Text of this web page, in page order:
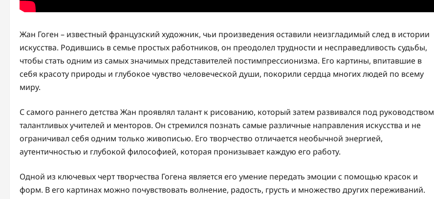
Жан Гоген – известный французский художник, чьи произведения оставили неизгладимый след в истории
искусства. Родившись в семье простых работников, он преодолел трудности и несправедливость судьбы,
чтобы стать одним из самых значимых представителей постимпрессионизма. Его картины, впитавшие в
себя красоту природы и глубокое чувство человеческой души, покорили сердца многих людей по всему
миру.
С самого раннего детства Жан проявлял талант к рисованию, который затем развивался под руководством
талантливых учителей и менторов. Он стремился познать самые различные направления искусства и не
ограничивал себя одним только живописью. Его творчество отличается необычной энергией,
аутентичностью и глубокой философией, которая пронизывает каждую его работу.
Одной из ключевых черт творчества Гогена является его умение передать эмоции с помощью красок и
форм. В его картинах можно почувствовать волнение, радость, грусть и множество других переживаний.